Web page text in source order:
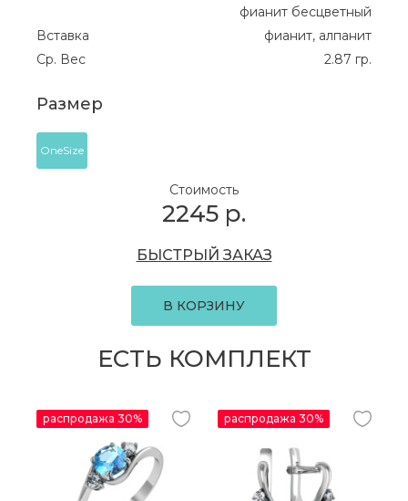
фианит бесцветный
Вставка
фианит, алпанит
Ср. Вес
2.87 гр.
Размер
OneSize
Стоимость
2245 р.
БЫСТРЫЙ ЗАКАЗ
В КОРЗИНУ
ЕСТЬ КОМПЛЕКТ
распродажа 30% распродажа 30%